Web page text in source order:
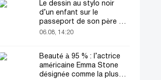
Le dessin au stylo noir
d’un enfant sur le
passeport de son père a
attiré tous les regards
06.08, 14:20
Beauté à 95 % : l’actrice
américaine Emma Stone
désignée comme la plus